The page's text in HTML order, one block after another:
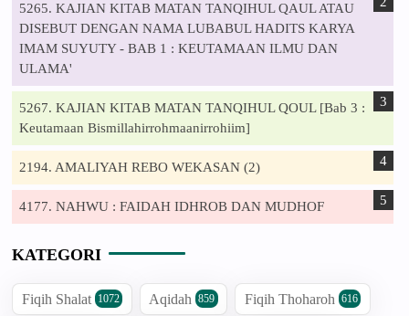
5265. KAJIAN KITAB MATAN TANQIHUL QAUL ATAU
DISEBUT DENGAN NAMA LUBABUL HADITS KARYA
IMAM SUYUTY - BAB 1 : KEUTAMAAN ILMU DAN
ULAMA'
5267. KAJIAN KITAB MATAN TANQIHUL QOUL [Bab 3 :
Keutamaan Bismillahirrohmaanirrohiim]
2194. AMALIYAH REBO WEKASAN (2)
4177. NAHWU : FAIDAH IDHROB DAN MUDHOF
KATEGORI
Fiqih Shalat 1072 Aqidah 859 Fiqih Thoharoh 616